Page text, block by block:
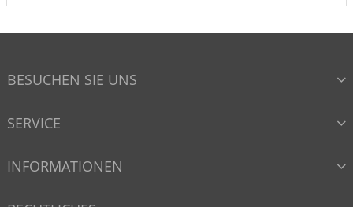
BESUCHEN SIE UNS
SERVICE
INFORMATIONEN